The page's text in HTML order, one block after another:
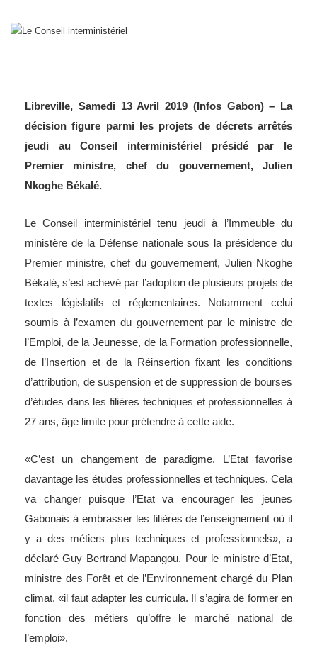
Libreville, Samedi 13 Avril 2019 (Infos Gabon) – La
décision figure parmi les projets de décrets arrêtés
jeudi au Conseil interministériel présidé par le
Premier ministre, chef du gouvernement, Julien
Nkoghe Békalé.
Le Conseil interministériel tenu jeudi à l’Immeuble du
ministère de la Défense nationale sous la présidence du
Premier ministre, chef du gouvernement, Julien Nkoghe
Békalé, s’est achevé par l’adoption de plusieurs projets de
textes législatifs et réglementaires. Notamment celui
soumis à l’examen du gouvernement par le ministre de
l’Emploi, de la Jeunesse, de la Formation professionnelle,
de l’Insertion et de la Réinsertion fixant les conditions
d’attribution, de suspension et de suppression de bourses
d’études dans les filières techniques et professionnelles à
27 ans, âge limite pour prétendre à cette aide.
«C’est un changement de paradigme. L’Etat favorise
davantage les études professionnelles et techniques. Cela
va changer puisque l’Etat va encourager les jeunes
Gabonais à embrasser les filières de l’enseignement où il
y a des métiers plus techniques et professionnels», a
déclaré Guy Bertrand Mapangou. Pour le ministre d’Etat,
ministre des Forêt et de l’Environnement chargé du Plan
climat, «il faut adapter les curricula. Il s’agira de former en
fonction des métiers qu’offre le marché national de
l’emploi».